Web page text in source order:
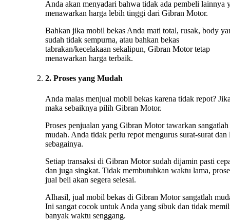
Anda akan menyadari bahwa tidak ada pembeli lainnya
menawarkan harga lebih tinggi dari Gibran Motor.
Bahkan jika mobil bekas Anda mati total, rusak, body
sudah tidak sempurna, atau bahkan bekas
tabrakan/kecelakaan sekalipun, Gibran Motor tetap
menawarkan harga terbaik.
2. Proses yang Mudah
Anda malas menjual mobil bekas karena tidak repot?
maka sebaiknya pilih Gibran Motor.
Proses penjualan yang Gibran Motor tawarkan sangatlah
mudah. Anda tidak perlu repot mengurus surat-surat dan
sebagainya.
Setiap transaksi di Gibran Motor sudah dijamin pasti
dan juga singkat. Tidak membutuhkan waktu lama,
jual beli akan segera selesai.
Alhasil, jual mobil bekas di Gibran Motor sangatlah
Ini sangat cocok untuk Anda yang sibuk dan tidak
banyak waktu senggang.